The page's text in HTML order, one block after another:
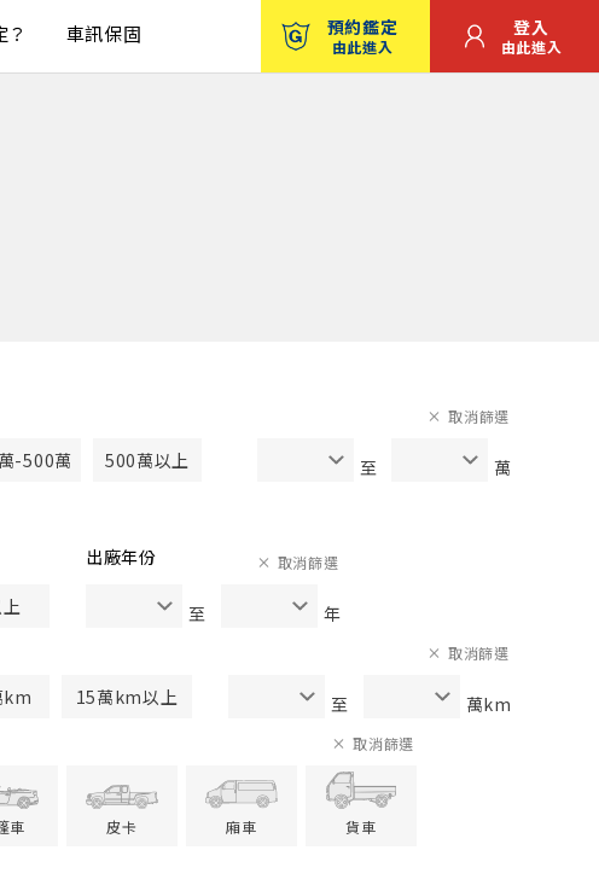
車訊保固 預約鑑定
由此進入
登入
由此進入
-500萬 500萬以上 至 萬
取消篩選
出廠年份
至 年
取消篩選
km 15萬km以上 至 萬km
取消篩選
車 皮卡 廂車 貨車
取消篩選